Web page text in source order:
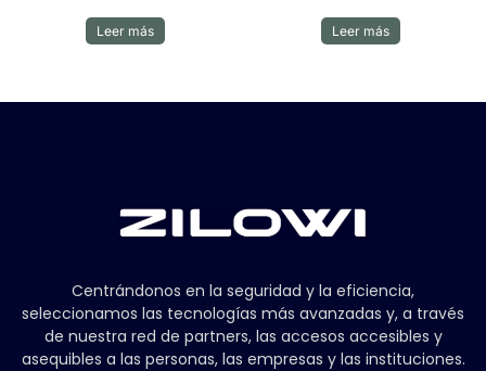
Leer más Leer más
Centrándonos en la seguridad y la eficiencia,
seleccionamos las tecnologías más avanzadas y, a través
de nuestra red de partners, las accesos accesibles y
asequibles a las personas, las empresas y las instituciones.